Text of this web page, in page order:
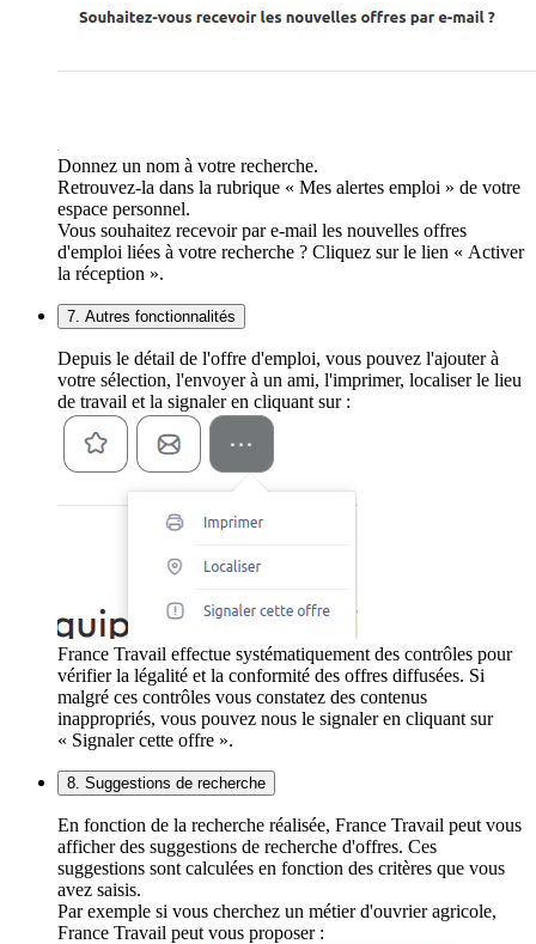
Donnez un nom à votre recherche.
Retrouvez-la dans la rubrique « Mes alertes emploi » de votre
espace personnel.
Vous souhaitez recevoir par e-mail les nouvelles offres
d'emploi liées à votre recherche ? Cliquez sur le lien « Activer
la réception ».
7. Autres fonctionnalités
Depuis le détail de l'offre d'emploi, vous pouvez l'ajouter à
votre sélection, l'envoyer à un ami, l'imprimer, localiser le lieu
de travail et la signaler en cliquant sur :
France Travail effectue systématiquement des contrôles pour
vérifier la légalité et la conformité des offres diffusées. Si
malgré ces contrôles vous constatez des contenus
inappropriés, vous pouvez nous le signaler en cliquant sur
« Signaler cette offre ».
8. Suggestions de recherche
En fonction de la recherche réalisée, France Travail peut vous
afficher des suggestions de recherche d'offres. Ces
suggestions sont calculées en fonction des critères que vous
avez saisis.
Par exemple si vous cherchez un métier d'ouvrier agricole,
France Travail peut vous proposer :